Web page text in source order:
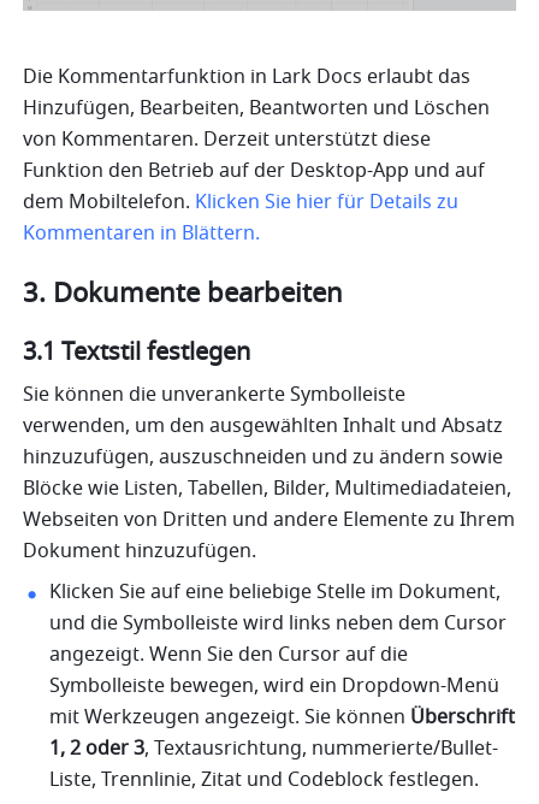
Die Kommentarfunktion in Lark Docs erlaubt das
Hinzufügen, Bearbeiten, Beantworten und Löschen
von Kommentaren. Derzeit unterstützt diese
Funktion den Betrieb auf der Desktop-App und auf
dem Mobiltelefon. Klicken Sie hier für Details zu
Kommentaren in Blättern.
3. Dokumente bearbeiten
3.1 Textstil festlegen
Sie können die unverankerte Symbolleiste
verwenden, um den ausgewählten Inhalt und Absatz
hinzuzufügen, auszuschneiden und zu ändern sowie
Blöcke wie Listen, Tabellen, Bilder, Multimediadateien,
Webseiten von Dritten und andere Elemente zu Ihrem
Dokument hinzuzufügen.
Klicken Sie auf eine beliebige Stelle im Dokument,
und die Symbolleiste wird links neben dem Cursor
angezeigt. Wenn Sie den Cursor auf die
Symbolleiste bewegen, wird ein Dropdown-Menü
mit Werkzeugen angezeigt. Sie können Überschrift
1, 2 oder 3, Textausrichtung, nummerierte/Bullet-
Liste, Trennlinie, Zitat und Codeblock festlegen.